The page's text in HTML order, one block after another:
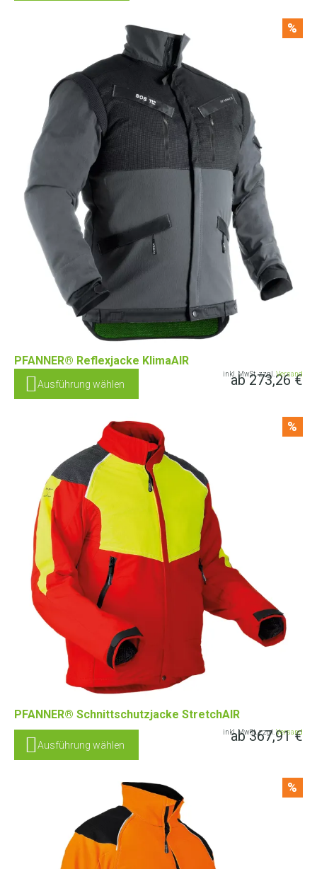
%
PFANNER® Reflexjacke KlimaAIR
ab273,26€
inkl. MwSt. zzgl. Versand
Ausführung wählen
%
PFANNER® Schnittschutzjacke StretchAIR
ab367,91€
inkl. MwSt. zzgl.Versand
Ausführung wählen
%